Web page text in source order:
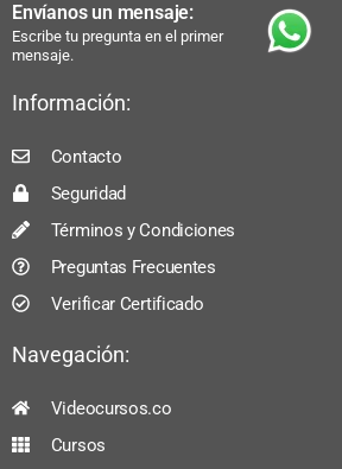
Envíanos un mensaje:
Escribe tu pregunta en el primer
mensaje.
Información:
Contacto
Seguridad
Términos y Condiciones
Preguntas Frecuentes
Verificar Certificado
Navegación:
Videocursos.co
Cursos